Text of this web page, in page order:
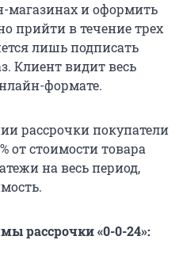
магазинах и оформить
прийти в течение трех
лишь подписать
Клиент видит весь
формате.
рассрочки покупатели
от стоимости товара
на весь период,
рассрочки «0-0-24»: